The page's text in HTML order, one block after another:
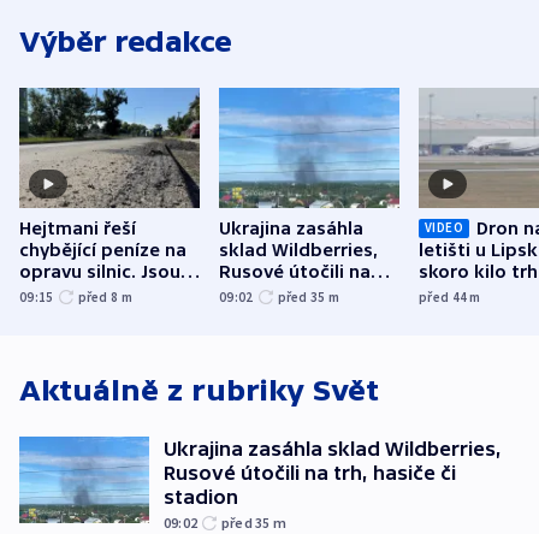
Výběr redakce
Hejtmani řeší
chybějící peníze na
opravu silnic. Jsou
nenárokové, namítá
09:15 před 8 m
Ukrajina zasáhla
sklad Wildberries,
Rusové útočili na
trh, hasiče či
09:02 před 35 m
VIDEO
Dron
letišti u
skoro kilo
indicie
před 44m
Aktuálně z rubriky Svět
Ukrajina zasáhla sklad Wildberries,
Rusové útočili na trh, hasiče či
stadion
09:02 před 35 m